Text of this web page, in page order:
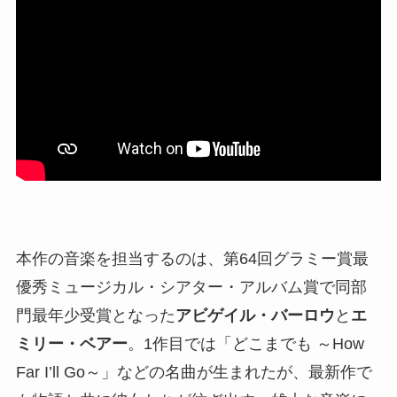
本作の音楽を担当するのは、第64回グラミー賞最
優秀ミュージカル・シアター・アルバム賞で同部
門最年少受賞となったアビゲイル・バーロウ と エ
ミリー・ベアー。1作目では「どこまでも ～How
Far I’ll Go～」などの名曲が生まれたが、最新作で